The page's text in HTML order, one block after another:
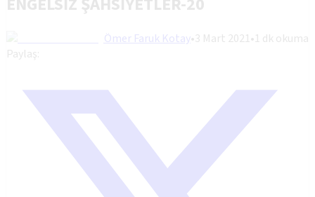
Ömer Faruk Kotay• 3 Mart 2021•1 dk okuma
Paylaş: